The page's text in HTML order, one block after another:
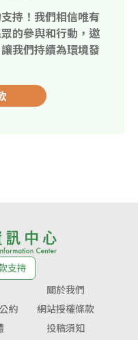
持！我們相信唯有
的參與和行動，邀
我們持續為環境發
支持
關於我們
約
網站授權條款
投稿須知